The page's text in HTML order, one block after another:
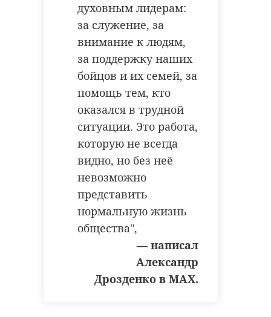
духовным лидерам:
за служение, за
внимание к людям,
за поддержку наших
бойцов и их семей, за
помощь тем, кто
оказался в трудной
ситуации. Это работа,
которую не всегда
видно, но без неё
невозможно
представить
нормальную жизнь
общества",
— написал
Александр
Дрозденко в МАХ.